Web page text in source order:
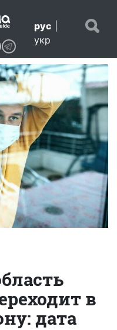
рус
укр
в
дата